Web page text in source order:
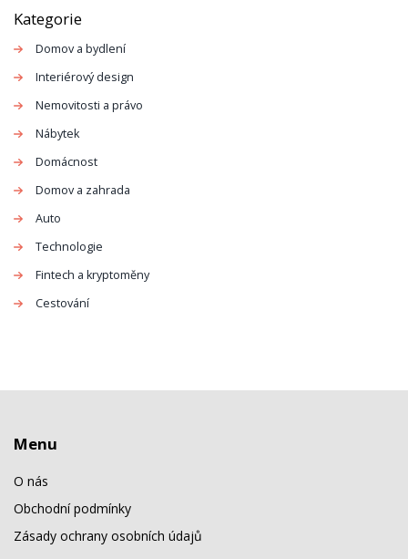
Kategorie
Domov a bydlení
Interiérový design
Nemovitosti a právo
Nábytek
Domácnost
Domov a zahrada
Auto
Technologie
Fintech a kryptoměny
Cestování
Menu
O nás
Obchodní podmínky
Zásady ochrany osobních údajů